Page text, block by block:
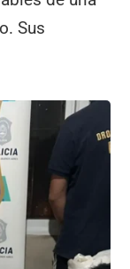
Sus